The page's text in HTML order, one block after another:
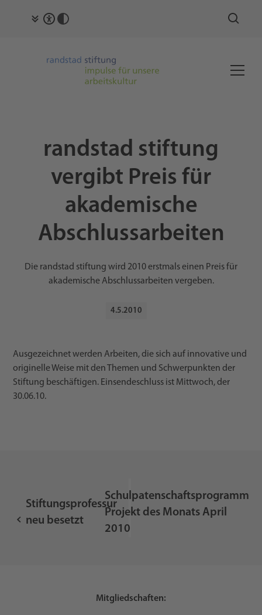
randstad stiftung
vergibt Preis für
akademische
Abschlussarbeiten
Die randstad stiftung wird 2010 erstmals einen Preis für
akademische Abschlussarbeiten vergeben.
4.5.2010
Ausgezeichnet werden Arbeiten, die sich auf innovative und
originelle Weise mit den Themen und Schwerpunkten der
Stiftung beschäftigen. Einsendeschluss ist Mittwoch, der
30.06.10.
Stiftungsprofessur
neu besetzt
Schulpatenschaftsprogramm
Projekt des Monats April
2010
Mitgliedschaften: